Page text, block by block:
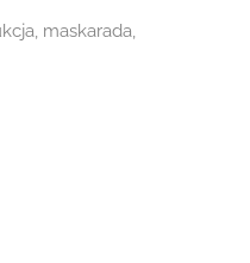
, maskarada,